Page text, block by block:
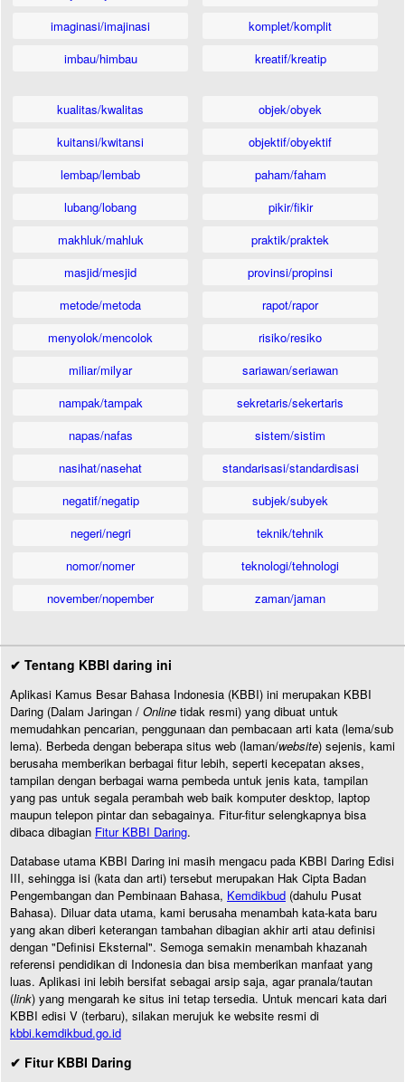
imaginasi/imajinasi
imbau/himbau
komplet/komplit
kreatif/kreatip
kualitas/kwalitas
kuitansi/kwitansi
lembap/lembab
lubang/lobang
makhluk/mahluk
masjid/mesjid
metode/metoda
menyolok/mencolok
miliar/milyar
nampak/tampak
napas/nafas
nasihat/nasehat
negatif/negatip
negeri/negri
nomor/nomer
november/nopember
objek/obyek
objektif/obyektif
paham/faham
pikir/fikir
praktik/praktek
provinsi/propinsi
rapot/rapor
risiko/resiko
sariawan/seriawan
sekretaris/sekertaris
sistem/sistim
standarisasi/standardisasi
subjek/subyek
teknik/tehnik
teknologi/tehnologi
zaman/jaman
✔ Tentang KBBI daring ini
Aplikasi Kamus Besar Bahasa Indonesia (KBBI) ini merupakan KBBI
Daring (Dalam Jaringan / Online tidak resmi) yang dibuat untuk
memudahkan pencarian, penggunaan dan pembacaan arti kata (lema/sub
lema). Berbeda dengan beberapa situs web (laman/website) sejenis, kami
berusaha memberikan berbagai fitur lebih, seperti kecepatan akses,
tampilan dengan berbagai warna pembeda untuk jenis kata, tampilan
yang pas untuk segala perambah web baik komputer desktop, laptop
maupun telepon pintar dan sebagainya. Fitur-fitur selengkapnya bisa
dibaca dibagian Fitur KBBI Daring.
Database utama KBBI Daring ini masih mengacu pada KBBI Daring Edisi
III, sehingga isi (kata dan arti) tersebut merupakan Hak Cipta Badan
Pengembangan dan Pembinaan Bahasa, Kemdikbud (dahulu Pusat
Bahasa). Diluar data utama, kami berusaha menambah kata-kata baru
yang akan diberi keterangan tambahan dibagian akhir arti atau definisi
dengan "Definisi Eksternal". Semoga semakin menambah khazanah
referensi pendidikan di Indonesia dan bisa memberikan manfaat yang
luas. Aplikasi ini lebih bersifat sebagai arsip saja, agar pranala/tautan
(link) yang mengarah ke situs ini tetap tersedia. Untuk mencari kata dari
KBBI edisi V (terbaru), silakan merujuk ke website resmi di
kbbi.kemdikbud.go.id
✔ Fitur KBBI Daring